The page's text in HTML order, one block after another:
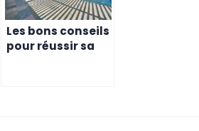
Les bons conseils
pour réussir sa